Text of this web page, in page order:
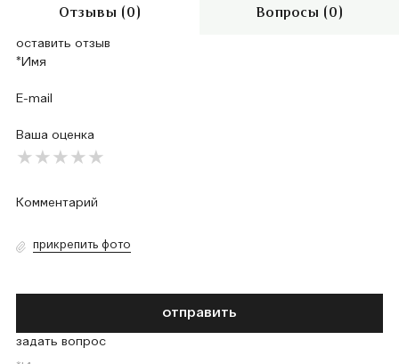
Отзывы (0) Вопросы (0)
оставить отзыв
Ваша оценка
прикрепить фото
отправить
задать вопрос